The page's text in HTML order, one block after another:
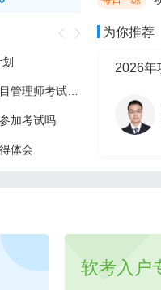
项目管理认证PM®和信息系统项目管理师考试的区别
加考试吗
体会
为你推荐
2026年
软考入户